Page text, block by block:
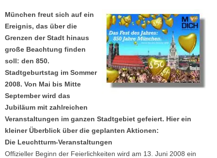
München freut sich auf ein
Ereignis, das über die
Grenzen der Stadt hinaus
große Beachtung finden
soll: den 850.
Stadtgeburtstag im Sommer
2008. Von Mai bis Mitte
September wird das
Jubiläum mit zahlreichen
Veranstaltungen im ganzen Stadtgebiet gefeiert. Hier ein
kleiner Überblick über die geplanten Aktionen:
Die Leuchtturm-Veranstaltungen
Offizieller Beginn der Feierlichkeiten wird am 13. Juni 2008 ein